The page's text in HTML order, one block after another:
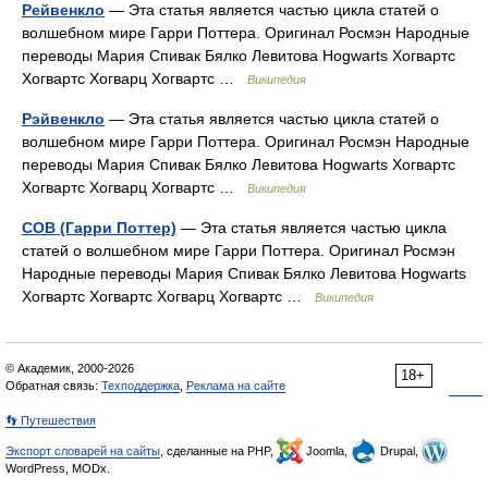
Рейвенкло — Эта статья является частью цикла статей о
волшебном мире Гарри Поттера. Оригинал Росмэн Народные
переводы Мария Спивак Бялко Левитова Hogwarts Хогвартс
Хогвартс Хогварц Хогвартс …
Википедия
Рэйвенкло — Эта статья является частью цикла статей о
волшебном мире Гарри Поттера. Оригинал Росмэн Народные
переводы Мария Спивак Бялко Левитова Hogwarts Хогвартс
Хогвартс Хогварц Хогвартс …
Википедия
СОВ (Гарри Поттер) — Эта статья является частью цикла
статей о волшебном мире Гарри Поттера. Оригинал Росмэн
Народные переводы Мария Спивак Бялко Левитова Hogwarts
Хогвартс Хогвартс Хогварц Хогвартс …
Википедия
18+
© Академик, 2000-2026
Обратная связь: Техподдержка Реклама на сайте
👣 Путешествия
Экспорт словарей на сайты , сделанные на PHP, Joomla,
Drupal,
WordPress, MODx.